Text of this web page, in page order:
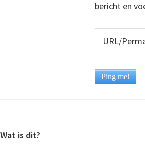
bericht en
Wat is dit?